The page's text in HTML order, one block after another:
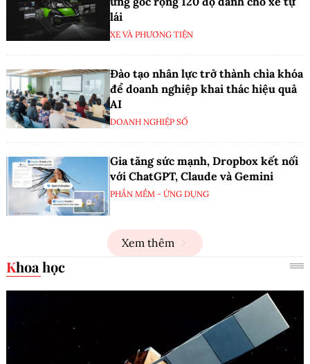
lái
XE VÀ PHƯƠNG TIỆN
Đào tạo nhân lực trở thành chìa khóa
để doanh nghiệp khai thác hiệu quả
AI
DOANH NGHIỆP SỐ
Gia tăng sức mạnh, Dropbox kết nối
với ChatGPT, Claude và Gemini
PHẦN MỀM - ỨNG DỤNG
Xem thêm
Khoa học